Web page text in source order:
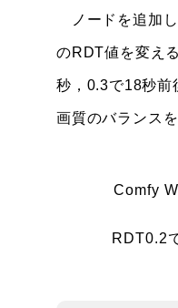
ノードを追加し
のRDT値を変え
秒，0.3で18秒前
画質のバランス
Comfy
RDT0.2